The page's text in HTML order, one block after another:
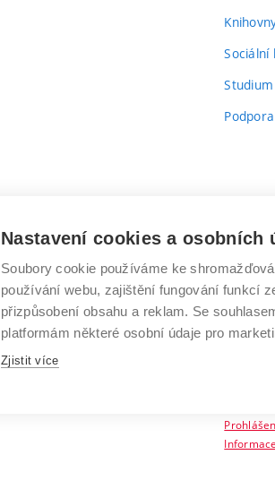
Sociální
Vysoké
učení
technické
v
602 00
Nastavení cookies a osobních
Soubory cookie používáme ke
používání webu, zajištění fungování funkcí
přizpůsobení obsahu a reklam. Se
platformám některé osobní údaje pro
Zjistit více